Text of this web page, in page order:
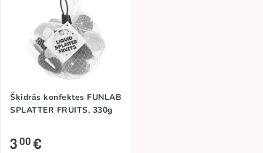
Šķidrās konfektes FUNLAB
SPLATTER FRUITS, 330g
300€